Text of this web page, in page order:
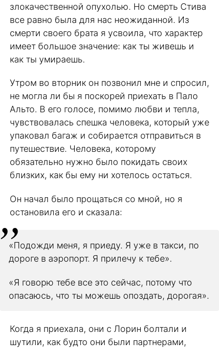
злокачественной опухолью. Но смерть Стива
все равно была для нас неожиданной. Из
смерти своего брата я усвоила, что характер
имеет большое значение: как ты живешь и
как ты умираешь.
Утром во вторник он позвонил мне и спросил,
не могла ли бы я поскорей приехать в Пало
Альто. В его голосе, помимо любви и тепла,
чувствовалась спешка человека, который уже
упаковал багаж и собирается отправиться в
путешествие. Человека, которому
обязательно нужно было покидать своих
близких, как бы ему ни хотелось остаться.
Он начал было прощаться со мной, но я
остановила его и сказала:
«Подожди меня, я приеду. Я уже в такси, по
дороге в аэропорт. Я прилечу к тебе».
«Я говорю тебе все это сейчас, потому что
опасаюсь, что ты можешь опоздать, дорогая».
Когда я приехала, они с Лорин болтали и
шутили, как будто они были партнерами,